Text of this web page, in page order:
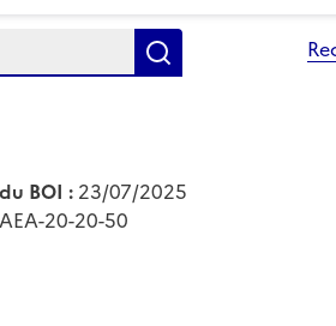
BOI : 23/07/2025
20-20-50